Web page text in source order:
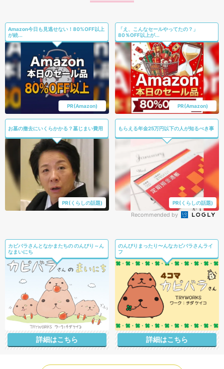
Amazon今日も見逃せない！80%OFF以上
が続...
PR(Amazon)
「え、こんなセールやってたの？」
80％OFF以上が...
PR(Amazon)
お墓の撤去にいくらかかる？墓じまい費用
PR(くらしの話題)
もらえる年金25万円以下の人が知るべき事
PR(くらしの話題)
Recommended by
カピバラさんとなかまたちの のんびり～ん
なまいにち
詳細はこちら
のんびりまったり〜んなカピバラさんライ
フ
詳細はこちら